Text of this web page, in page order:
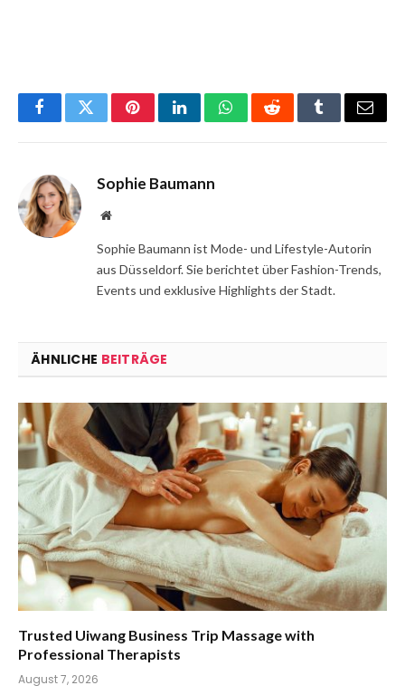
FacebookTwitterPinterestLinkedInWhatsAppRedditTumblrEmail
Sophie Baumann
Website
Sophie Baumann ist Mode- und Lifestyle-Autorin
aus Düsseldorf. Sie berichtet über Fashion-Trends,
Events und exklusive Highlights der Stadt.
ÄHNLICHE BEITRÄGE
Trusted Uiwang Business Trip Massage with
Professional Therapists
August 7, 2026